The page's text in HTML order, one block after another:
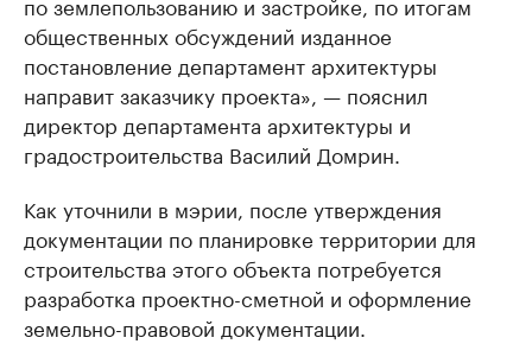
общественных обсуждений изданное
постановление департамент архитектуры
направит заказчику проекта», — пояснил
директор департамента архитектуры и
градостроительства Василий Домрин.
Как уточнили в мэрии, после утверждения
документации по планировке территории для
строительства этого объекта потребуется
разработка проектно-сметной и оформление
земельно-правовой документации.